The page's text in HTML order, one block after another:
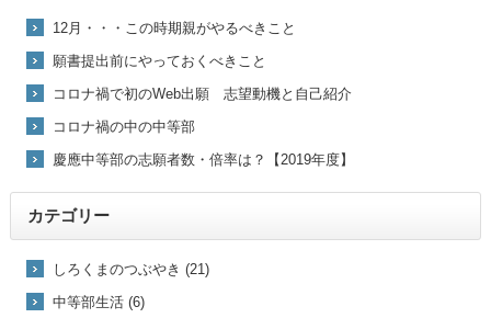
12月・・・この時期親がやるべきこと
願書提出前にやっておくべきこと
コロナ禍で初のWeb出願 志望動機と自己紹介
コロナ禍の中の中等部
慶應中等部の志願者数・倍率は？【2019年度】
カテゴリー
しろくまのつぶやき (21)
中等部生活 (6)